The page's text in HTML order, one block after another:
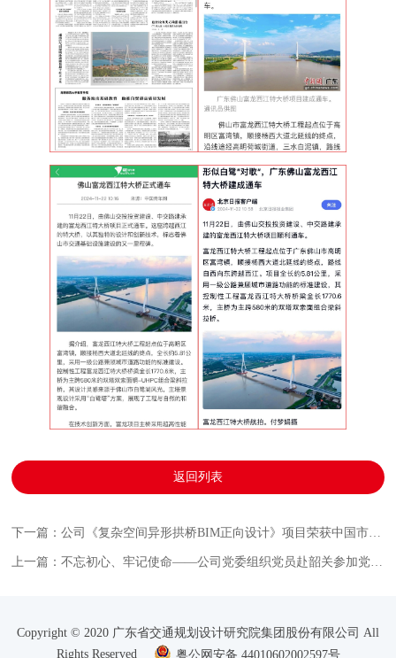
返回列表
下一篇：公司《复杂空间异形拱桥BIM正向设计》项目荣获中国市政工程协会“市政杯”BIM应用技能大赛一等奖
上一篇：不忘初心、牢记使命——公司党委组织党员赴韶关参加党员培训班
Copyright © 2020 广东省交通规划设计研究院集团股份有限公司 All
Rights Reserved
粤公网安备 44010602002597号